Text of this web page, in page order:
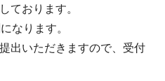
ております。
なります。
出いただきますので、受付